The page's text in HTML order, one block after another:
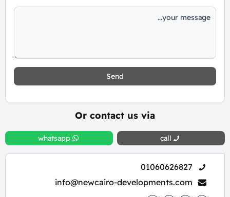
Send
Or contact us via
call
whatsapp
01060626827
info@newcairo-developments.com